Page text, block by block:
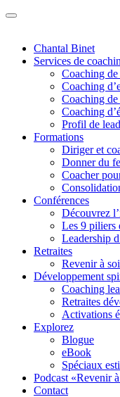
Chantal Binet
Services de
Coaching
Coaching
Coaching
Coaching
Profil de
Formations
Diriger et
Donner du
Coacher
Conférences
Découvrez
Les 9 piliers
Leadership
Retraites
Revenir à
Développement
Coaching
Retraites
Activations
Explorez
Blogue
eBook
Spéciaux
Podcast «Revenir
Contact